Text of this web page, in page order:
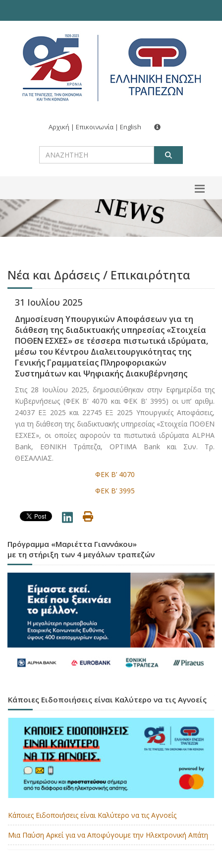
Αρχική | Επικοινωνία | English
Νέα και Δράσεις / Επικαιρότητα
31 Ιουλίου 2025
Δημοσίευση Υπουργικών Αποφάσεων για τη
διάθεση της διαδικτυακής υπηρεσίας «Στοιχεία
ΠΟΘΕΝ ΕΣΧΕΣ» σε τέσσερα πιστωτικά ιδρύματα,
μέσω του Κέντρου Διαλειτουργικότητας της
Γενικής Γραμματείας Πληροφοριακών
Συστημάτων και Ψηφιακής Διακυβέρνησης
Στις 28 Ιουλίου 2025, δημοσιεύθηκαν στην Εφημερίδα της
Κυβερνήσεως (ΦΕΚ Β’ 4070 και ΦΕΚ Β’ 3995) οι υπ’ αριθμ.
24037 ΕΞ 2025 και 22745 ΕΞ 2025 Υπουργικές Αποφάσεις,
για τη διάθεση της διαδικτυακής υπηρεσίας «Στοιχεία ΠΟΘΕΝ
ΕΣΧΕΣ», οι οποίες αφορούν τα πιστωτικά ιδρύματα ALPHA
Bank, ΕΘΝΙΚΗ Τράπεζα, OPTIMA Bank και Συν. Τρ.
ΘΕΣΑΛΛΙΑΣ.
ΦΕΚ Β’ 4070
ΦΕΚ Β’ 3995
Πρόγραμμα «Μαριέττα Γιαννάκου»
με τη στήριξη των 4 μεγάλων τραπεζών
Κάποιες Ειδοποιήσεις είναι Καλύτερο να τις Αγνοείς
Κάποιες Ειδοποιήσεις είναι Καλύτερο να τις Αγνοείς
Μια Παύση Αρκεί για να Αποφύγουμε την Ηλεκτρονική Απάτη